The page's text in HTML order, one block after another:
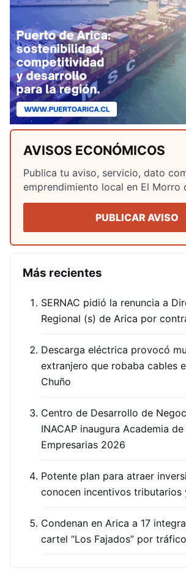
AVISOS ECONÓMICOS
Publica tu aviso, servicio, dato
emprendimiento local en El Morro
PUBLICAR AVISO
Más recientes
SERNAC pidió la renuncia a
Regional (s) de Arica por
Descarga eléctrica provocó
extranjero que robaba cables
Chuño
Centro de Desarrollo de
INACAP inaugura Academia
Empresarias 2026
Potente plan para atraer
conocen incentivos tributarios
Condenan en Arica a 17
cartel “Los Fajados” por